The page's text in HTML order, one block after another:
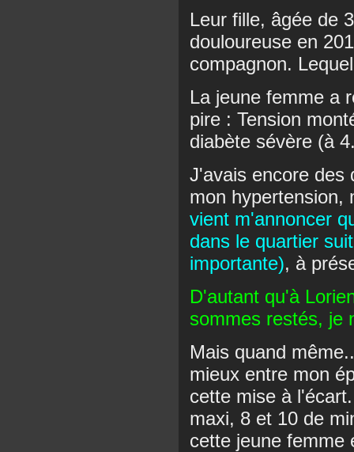
Leur fille, âgée de
douloureuse en
compagnon.
La jeune femme a
pire : Tension
diabète sévère (à
J'avais encore des
mon hypertension,
vient m'annoncer
dans le quartier
importante), à
D'autant qu'à
sommes restés, je
Mais quand
mieux entre mon
cette mise à
maxi, 8 et 10 de
cette jeune femme